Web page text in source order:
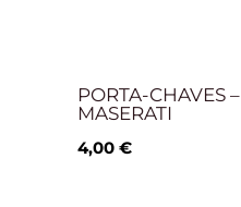
PORTA-CHAVES –
MASERATI
4,00 €